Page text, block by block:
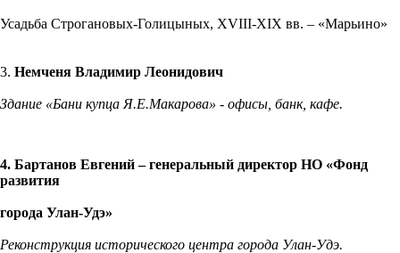
Усадьба Строгановых-Голицыных, XVIII-XIX вв. – «Марьино»
3. Немченя Владимир Леонидович
Здание «Бани купца Я.Е.Макарова» - офисы, банк, кафе.
4. Бартанов Евгений – генеральный директор НО «Фонд
развития
города Улан-Удэ»
Реконструкция исторического центра города Улан-Удэ.